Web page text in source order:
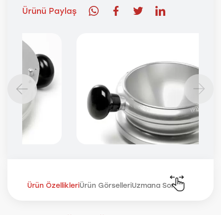
Ürünü Paylaş
Ürün ÖzellikleriÜrün GörselleriUzmana Sor